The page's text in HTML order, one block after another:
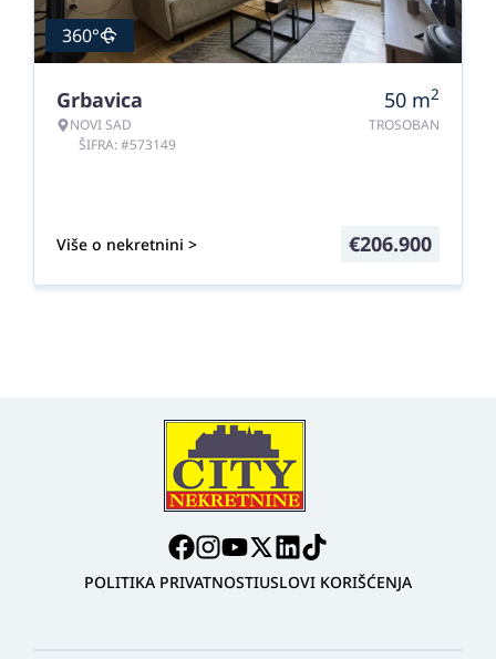
360°
Grbavica
NOVI SAD
ŠIFRA: #573149
50 m2
TROSOBAN
Više o nekretnini > €206.900
POLITIKA PRIVATNOSTIUSLOVI KORIŠĆENJA